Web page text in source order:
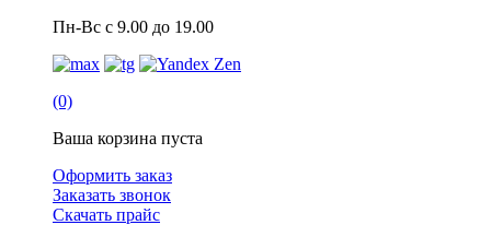
Пн-Вс с 9.00 до 19.00
(0)
Ваша корзина пуста
Оформить заказ
Заказать звонок
Скачать прайс